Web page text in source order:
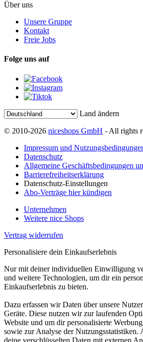
Über uns
Unsere Gruppe
Kontakt
Freie Jobs
Folge uns auf
Land ändern
© 2010-2026 niceshops GmbH - All rights
Impressum und
Datenschutz
Allgemeine Geschäftsbedingungen
Barrierefreiheitserklärung
Datenschutz-Einstellungen
Abo-Verträge hier kündigen
Unternehmen
Weitere nice Shops
Vertrag widerrufen
Personalisiere dein Einkaufserlebnis
Nur mit deiner individuellen Einwilligung
und weitere Technologien, um dir ein
Einkaufserlebnis zu bieten.
Dazu erfassen wir Daten über unsere
Geräte. Diese nutzen wir zur laufenden
Website und um dir personalisierte
sowie zur Analyse der Nutzungsstatistiken.
deine verschlüsselten Daten mit externen